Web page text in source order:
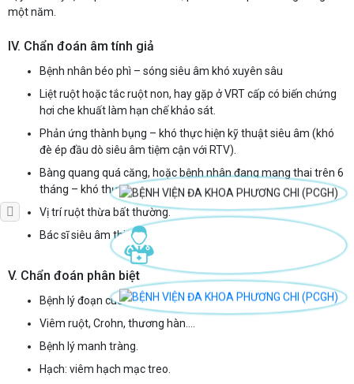
một năm.
IV. Chẩn đoán âm tính giả
Bệnh nhân béo phì – sóng siêu âm khó xuyên sâu
Liệt ruột hoặc tắc ruột non, hay gặp ở VRT cấp có biến chứng
hơi che khuất làm hạn chế khảo sát.
Phản ứng thành bụng – khó thực hiện kỹ thuật siêu âm (khó
đè ép đầu dò siêu âm tiệm cận với RTV).
Bàng quang quá căng, hoặc bệnh nhân đang mang thai trên 6
tháng – khó thực hiện kỹ thuật đè ép.
Vị trí ruột thừa bất thường.
Bác sĩ siêu âm thiếu kinh nghiệm.
V. Chẩn đoán phân biệt
Bệnh lý đoạn cuối hồi tràng.
Viêm ruột, Crohn, thương hàn….
Bệnh lý manh tràng.
Hạch: viêm hạch mạc treo.